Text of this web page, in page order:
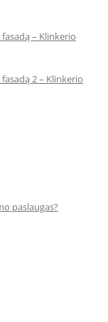
– Klinkerio
2 – Klinkerio
paslaugas?